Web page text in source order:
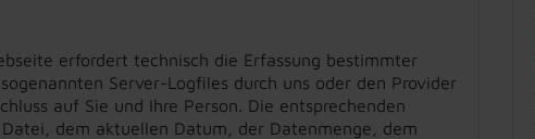
erfordert technisch die Erfassung bestimmter
Server-Logfiles durch uns oder den Provider
auf Sie und Ihre Person. Die entsprechenden
dem aktuellen Datum, der Datenmenge, dem